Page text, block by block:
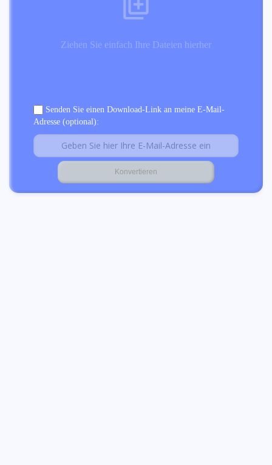
Ziehen Sie einfach Ihre Dateien hierher
Senden Sie einen Download-Link an meine E-Mail-
Adresse (optional):